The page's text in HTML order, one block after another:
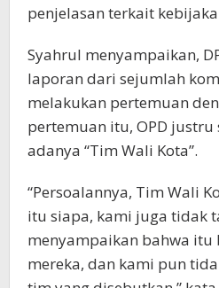
penjelasan terkait
Syahrul menyampaikan,
laporan dari sejumlah
melakukan pertemuan
pertemuan itu, OPD
adanya “Tim Wali Kota”.
“Persoalannya, Tim Wali
itu siapa, kami juga tidak
menyampaikan bahwa itu
mereka, dan kami pun